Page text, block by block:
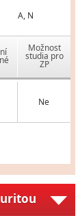
A, N
Možnost
studia pro
ZP
Ne